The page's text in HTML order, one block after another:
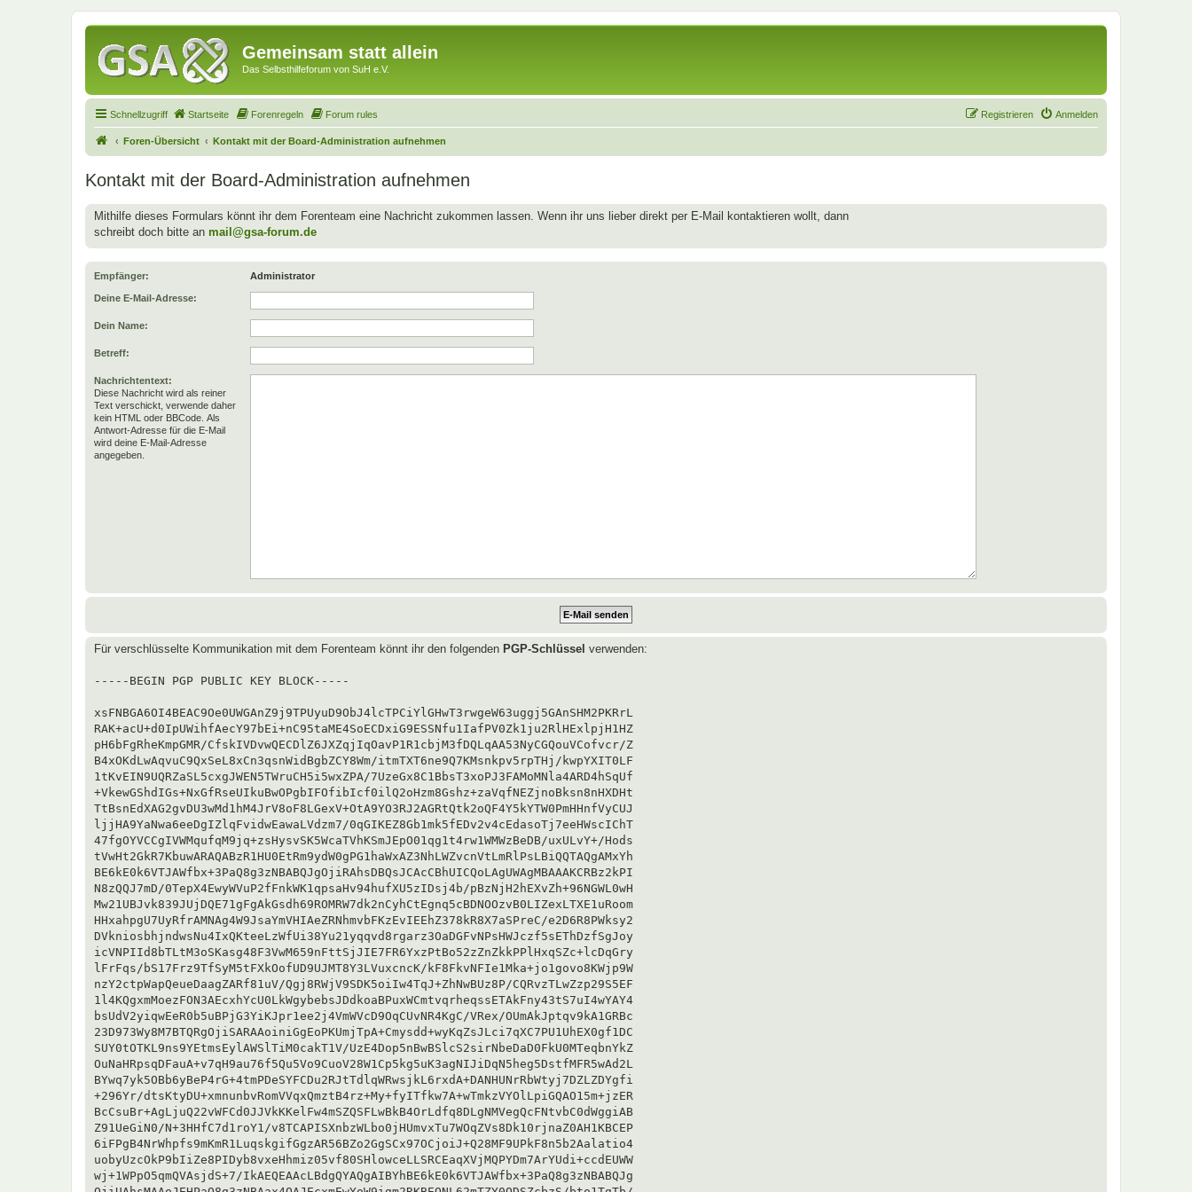
Gemeinsam statt allein
Das Selbsthilfeforum von SuH e.V.
Schnellzugriff Startseite Forenregeln Forum rules Anmelden
Registrieren
Foren-Übersicht Kontakt mit der Board-Administration aufnehmen
Kontakt mit der Board-Administration aufnehmen
Mithilfe dieses Formulars könnt ihr dem Forenteam eine Nachricht zukommen lassen. Wenn ihr uns lieber direkt per E-Mail kontaktieren wollt, dann
schreibt doch bitte an mail@gsa-forum.de
Empfänger: Administrator
Deine E-Mail-Adresse:
Dein Name:
Betreff:
Nachrichtentext:
Diese Nachricht wird als reiner
Text verschickt, verwende daher
kein HTML oder BBCode. Als
Antwort-Adresse für die E-Mail
wird deine E-Mail-Adresse
angegeben.
Für verschlüsselte Kommunikation mit dem Forenteam könnt ihr den folgenden PGP-Schlüssel verwenden:
-----BEGIN PGP PUBLIC KEY BLOCK-----
xsFNBGA6OI4BEAC9Oe0UWGAnZ9j9TPUyuD9ObJ4lcTPCiYlGHwT3rwgeW63uggj5GAnSHM2PKRrL
RAK+acU+d0IpUWihfAecY97bEi+nC95taME4SoECDxiG9ESSNfu1IafPV0Zk1ju2RlHExlpjH1HZ
pH6bFgRheKmpGMR/CfskIVDvwQECDlZ6JXZqjIqOavP1R1cbjM3fDQLqAA53NyCGQouVCofvcr/Z
B4xOKdLwAqvuC9QxSeL8xCn3qsnWidBgbZCY8Wm/itmTXT6ne9Q7KMsnkpv5rpTHj/kwpYXIT0LF
1tKvEIN9UQRZaSL5cxgJWEN5TWruCH5i5wxZPA/7UzeGx8C1BbsT3xoPJ3FAMoMNla4ARD4hSqUf
+VkewGShdIGs+NxGfRseUIkuBwOPgbIFOfibIcf0ilQ2oHzm8Gshz+zaVqfNEZjnoBksn8nHXDHt
TtBsnEdXAG2gvDU3wMd1hM4JrV8oF8LGexV+OtA9YO3RJ2AGRtQtk2oQF4Y5kYTW0PmHHnfVyCUJ
ljjHA9YaNwa6eeDgIZlqFvidwEawaLVdzm7/0qGIKEZ8Gb1mk5fEDv2v4cEdasoTj7eeHWscIChT
47fgOYVCCgIVWMqufqM9jq+zsHysvSK5WcaTVhKSmJEpO01qg1t4rw1WMWzBeDB/uxULvY+/Hods
tVwHt2GkR7KbuwARAQABzR1HU0EtRm9ydW0gPG1haWxAZ3NhLWZvcnVtLmRlPsLBiQQTAQgAMxYh
BE6kE0k6VTJAWfbx+3PaQ8g3zNBABQJgOjiRAhsDBQsJCAcCBhUICQoLAgUWAgMBAAAKCRBz2kPI
N8zQQJ7mD/0TepX4EwyWVuP2fFnkWK1qpsaHv94hufXU5zIDsj4b/pBzNjH2hEXvZh+96NGWL0wH
Mw21UBJvk839JUjDQE71gFgAkGsdh69ROMRW7dk2nCyhCtEgnq5cBDNOOzvB0LIZexLTXE1uRoom
HHxahpgU7UyRfrAMNAg4W9JsaYmVHIAeZRNhmvbFKzEvIEEhZ378kR8X7aSPreC/e2D6R8PWksy2
DVkniosbhjndwsNu4IxQKteeLzWfUi38Yu21yqqvd8rgarz3OaDGFvNPsHWJczf5sEThDzfSgJoy
icVNPIId8bTLtM3oSKasg48F3VwM659nFttSjJIE7FR6YxzPtBo52zZnZkkPPlHxqSZc+lcDqGry
lFrFqs/bS17Frz9TfSyM5tFXkOofUD9UJMT8Y3LVuxcncK/kF8FkvNFIe1Mka+jo1govo8KWjp9W
nzY2ctpWapQeueDaagZARf81uV/Qgj8RWjV9SDK5oiIw4TqJ+ZhNwBUz8P/CQRvzTLwZzp29S5EF
1l4KQgxmMoezFON3AEcxhYcU0LkWgybebsJDdkoaBPuxWCmtvqrheqssETAkFny43tS7uI4wYAY4
bsUdV2yiqwEeR0b5uBPjG3YiKJpr1ee2j4VmWVcD9OqCUvNR4KgC/VRex/OUmAkJptqv9kA1GRBc
23D973Wy8M7BTQRgOjiSARAAoiniGgEoPKUmjTpA+Cmysdd+wyKqZsJLci7qXC7PU1UhEX0gf1DC
SUY0tOTKL9ns9YEtmsEylAWSlTiM0cakT1V/UzE4Dop5nBwBSlcS2sirNbeDaD0FkU0MTeqbnYkZ
OuNaHRpsqDFauA+v7qH9au76f5Qu5Vo9CuoV28W1Cp5kg5uK3agNIJiDqN5heg5DstfMFR5wAd2L
BYwq7yk5OBb6yBeP4rG+4tmPDeSYFCDu2RJtTdlqWRwsjkL6rxdA+DANHUNrRbWtyj7DZLZDYgfi
+296Yr/dtsKtyDU+xmnunbvRomVVqxQmztB4rz+My+fyITfkw7A+wTmkzVYOlLpiGQAO15m+jzER
BcCsuBr+AgLjuQ22vWFCd0JJVkKKelFw4mSZQSFLwBkB4OrLdfq8DLgNMVegQcFNtvbC0dWggiAB
Z91UeGiN0/N+3HHfC7d1roY1/v8TCAPISXnbzWLbo0jHUmvxTu7WOqZVs8Dk10rjnaZ0AH1KBCEP
6iFPgB4NrWhpfs9mKmR1LuqskgifGgzAR56BZo2GgSCx97OCjoiJ+Q28MF9UPkF8n5b2Aalatio4
uobyUzcOkP9bIiZe8PIDyb8vxeHhmiz05vf80SHlowceLLSRCEaqXVjMQPYDm7ArYUdi+ccdEUWW
wj+1WPpO5qmQVAsjdS+7/IkAEQEAAcLBdgQYAQgAIBYhBE6kE0k6VTJAWfbx+3PaQ8g3zNBABQJg